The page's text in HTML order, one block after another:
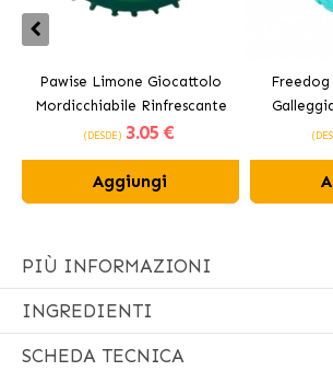
Pawise Limone Giocattolo
Mordicchiabile Rinfrescante
per Cani 12 cm
(DESDE) 3.05 €
Aggiungi
Freedog
PIÙ INFORMAZIONI
INGREDIENTI
SCHEDA TECNICA